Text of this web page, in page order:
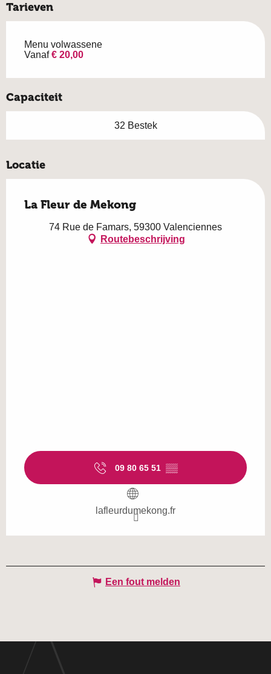
Tarieven
Menu volwassene
Vanaf€ 20,00
Capaciteit
32 Bestek
Locatie
La Fleur de Mekong
74 Rue de Famars, 59300 Valenciennes
Routebeschrijving
09 80 65 51 ▒▒
lafleurdumekong.fr
Een fout melden